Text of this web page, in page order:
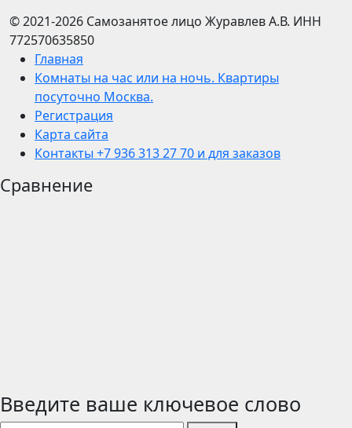
© 2021-2026 Самозанятое лицо Журавлев А.В. ИНН
772570635850
Главная
Комнаты на час или на ночь. Квартиры
посуточно Москва.
Регистрация
Карта сайта
Контакты +7 936 313 27 70 и для заказов
Сравнение
Введите ваше ключевое слово